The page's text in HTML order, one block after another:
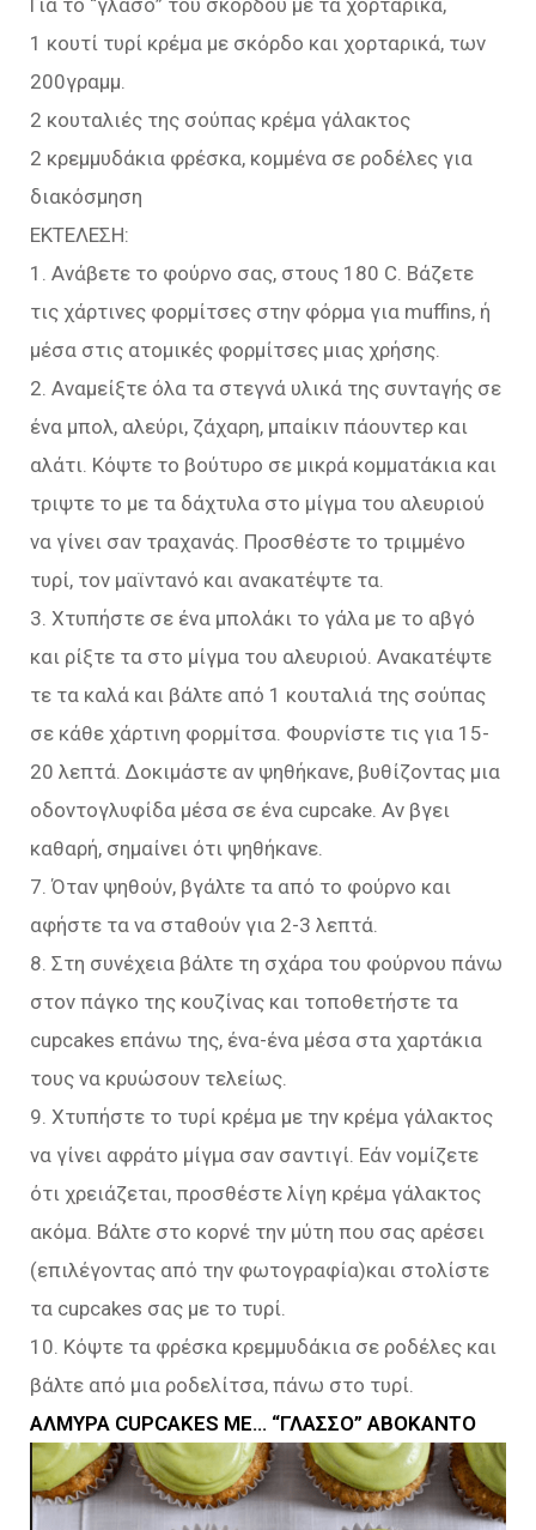
1 κουτί τυρί κρέμα με σκόρδο και χορταρικά, των
200γραμμ.
2 κουταλιές της σούπας κρέμα γάλακτος
2 κρεμμυδάκια φρέσκα, κομμένα σε ροδέλες για
διακόσμηση
ΕΚΤΕΛΕΣΗ:
1. Ανάβετε το φούρνο σας, στους 180 C. Βάζετε
τις χάρτινες φορμίτσες στην φόρμα για muffins, ή
μέσα στις ατομικές φορμίτσες μιας χρήσης.
2. Αναμείξτε όλα τα στεγνά υλικά της συνταγής σε
ένα μπολ, αλεύρι, ζάχαρη, μπαίκιν πάουντερ και
αλάτι. Κόψτε το βούτυρο σε μικρά κομματάκια και
τριψτε το με τα δάχτυλα στο μίγμα του αλευριού
να γίνει σαν τραχανάς. Προσθέστε το τριμμένο
τυρί, τον μαϊντανό και ανακατέψτε τα.
3. Χτυπήστε σε ένα μπολάκι το γάλα με το αβγό
και ρίξτε τα στο μίγμα του αλευριού. Ανακατέψτε
τε τα καλά και βάλτε από 1 κουταλιά της σούπας
σε κάθε χάρτινη φορμίτσα. Φουρνίστε τις για 15-
20 λεπτά. Δοκιμάστε αν ψηθήκανε, βυθίζοντας μια
οδοντογλυφίδα μέσα σε ένα cupcake. Aν βγει
καθαρή, σημαίνει ότι ψηθήκανε.
7. Όταν ψηθούν, βγάλτε τα από το φούρνο και
αφήστε τα να σταθούν για 2-3 λεπτά.
8. Στη συνέχεια βάλτε τη σχάρα του φούρνου πάνω
στον πάγκο της κουζίνας και τοποθετήστε τα
cupcakes επάνω της, ένα-ένα μέσα στα χαρτάκια
τους να κρυώσουν τελείως.
9. Χτυπήστε το τυρί κρέμα με την κρέμα γάλακτος
να γίνει αφράτο μίγμα σαν σαντιγί. Εάν νομίζετε
ότι χρειάζεται, προσθέστε λίγη κρέμα γάλακτος
ακόμα. Βάλτε στο κορνέ την μύτη που σας αρέσει
(επιλέγοντας από την φωτογραφία)και στολίστε
τα cupcakes σας με το τυρί.
10. Κόψτε τα φρέσκα κρεμμυδάκια σε ροδέλες και
βάλτε από μια ροδελίτσα, πάνω στο τυρί.
ΑΛΜΥΡΑ CUPCAKES ΜΕ… “ΓΛΑΣΣΟ” ΑΒΟΚΑΝΤΟ